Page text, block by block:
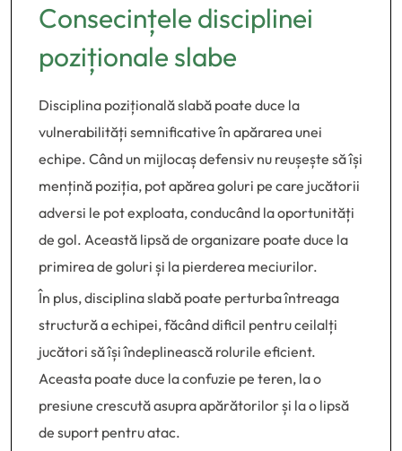
Consecințele disciplinei
poziționale slabe
Disciplina pozițională slabă poate duce la
vulnerabilități semnificative în apărarea unei
echipe. Când un mijlocaș defensiv nu reușește să își
mențină poziția, pot apărea goluri pe care jucătorii
adversi le pot exploata, conducând la oportunități
de gol. Această lipsă de organizare poate duce la
primirea de goluri și la pierderea meciurilor.
În plus, disciplina slabă poate perturba întreaga
structură a echipei, făcând dificil pentru ceilalți
jucători să își îndeplinească rolurile eficient.
Aceasta poate duce la confuzie pe teren, la o
presiune crescută asupra apărătorilor și la o lipsă
de suport pentru atac.